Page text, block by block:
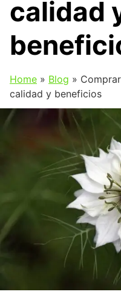
calidad
Home » Blog »
calidad y beneficios